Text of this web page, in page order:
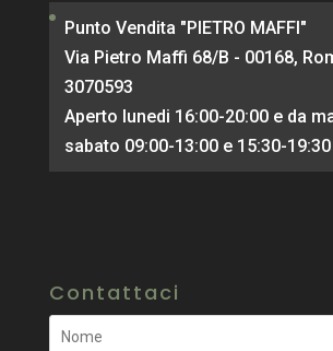
Punto Vendita "PIETRO MAFFI"
Via Pietro Maffi 68/B - 00168,
3070593
Aperto lunedi 16:00-20:00 e da
sabato 09:00-13:00 e 15:30-19:30
Contattaci